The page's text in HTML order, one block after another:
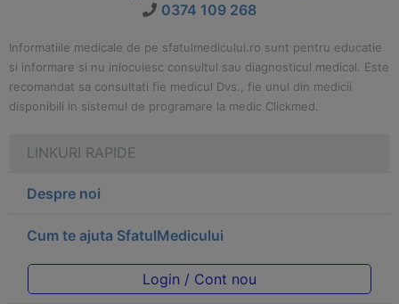
0374 109 268
Informatiile medicale de pe sfatulmedicului.ro sunt pentru educatie
si informare si nu inlocuiesc consultul sau diagnosticul medical. Este
recomandat sa consultati fie medicul Dvs., fie unul din medicii
disponibili in sistemul de programare la medic Clickmed.
LINKURI RAPIDE
Despre noi
Cum te ajuta SfatulMedicului
Login / Cont nou